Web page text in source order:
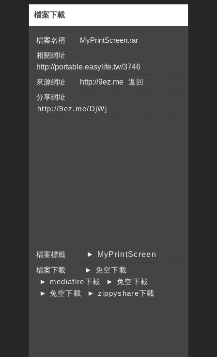
檔案下載
檔案名稱 MyPrintScreen.rar
相關網址
http://portable.easylife.tw/3746
來源網址
http://9ez.me
分享網址
檔案標籤
► MyPrintScreen
檔案下載